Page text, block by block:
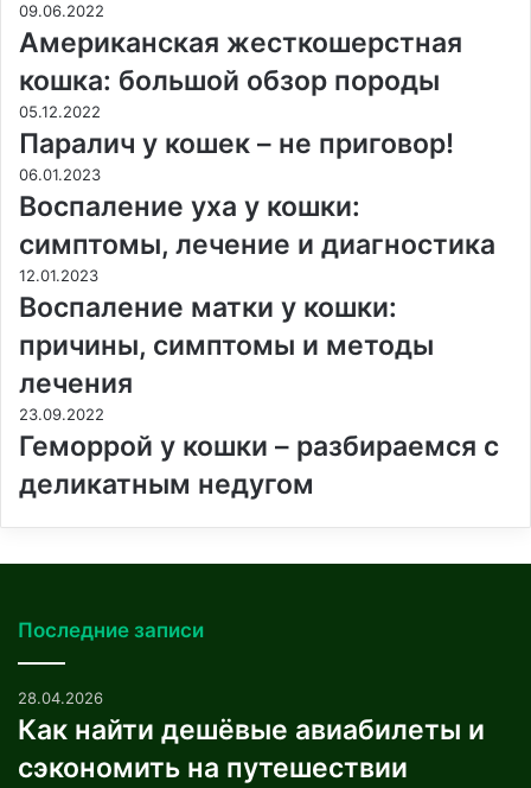
09.06.2022
Американская жесткошерстная
кошка: большой обзор породы
05.12.2022
Паралич у кошек – не приговор!
06.01.2023
Воспаление уха у кошки:
симптомы, лечение и диагностика
12.01.2023
Воспаление матки у кошки:
причины, симптомы и методы
лечения
23.09.2022
Геморрой у кошки – разбираемся с
деликатным недугом
Последние записи
28.04.2026
Как найти дешёвые авиабилеты и
сэкономить на путешествии